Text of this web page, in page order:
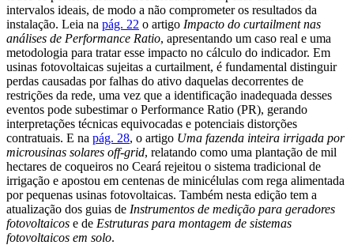
intervalos ideais, de modo a não comprometer os resultados da
instalação. Leia na pág. 22 o artigo Impacto do curtailment nas
análises de Performance Ratio, apresentando um caso real e uma
metodologia para tratar esse impacto no cálculo do indicador. Em
usinas fotovoltaicas sujeitas a curtailment, é fundamental distinguir
perdas causadas por falhas do ativo daquelas decorrentes de
restrições da rede, uma vez que a identificação inadequada desses
eventos pode subestimar o Performance Ratio (PR), gerando
interpretações técnicas equivocadas e potenciais distorções
contratuais. E na pág. 28, o artigo Uma fazenda inteira irrigada por
microusinas solares off-grid, relatando como uma plantação de mil
hectares de coqueiros no Ceará rejeitou o sistema tradicional de
irrigação e apostou em centenas de minicélulas com rega alimentada
por pequenas usinas fotovoltaicas. Também nesta edição tem a
atualização dos guias de Instrumentos de medição para geradores
fotovoltaicos e de Estruturas para montagem de sistemas
fotovoltaicos em solo.